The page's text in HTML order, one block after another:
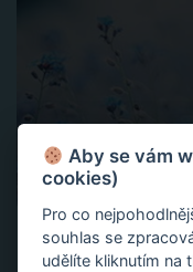
Aby se vám
cookies)
Pro co
souhlas se
udělíte kliknutím na